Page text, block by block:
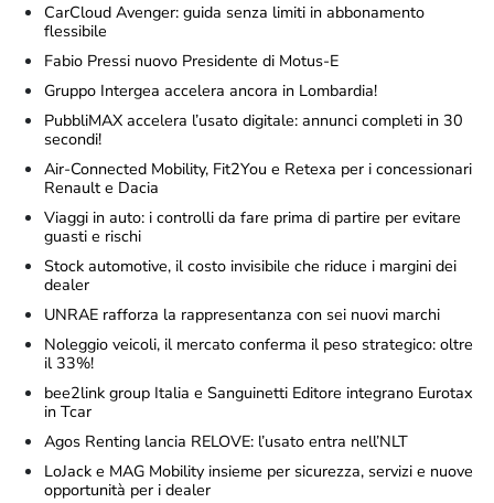
CarCloud Avenger: guida senza limiti in abbonamento
flessibile
Fabio Pressi nuovo Presidente di Motus-E
Gruppo Intergea accelera ancora in Lombardia!
PubbliMAX accelera l’usato digitale: annunci completi in 30
secondi!
Air-Connected Mobility, Fit2You e Retexa per i concessionari
Renault e Dacia
Viaggi in auto: i controlli da fare prima di partire per evitare
guasti e rischi
Stock automotive, il costo invisibile che riduce i margini dei
dealer
UNRAE rafforza la rappresentanza con sei nuovi marchi
Noleggio veicoli, il mercato conferma il peso strategico: oltre
il 33%!
bee2link group Italia e Sanguinetti Editore integrano Eurotax
in Tcar
Agos Renting lancia RELOVE: l’usato entra nell’NLT
LoJack e MAG Mobility insieme per sicurezza, servizi e nuove
opportunità per i dealer